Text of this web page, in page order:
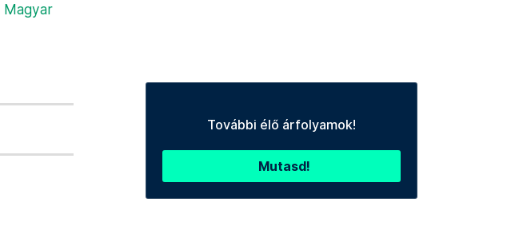
Magyar
További élő árfolyamok!
Mutasd!